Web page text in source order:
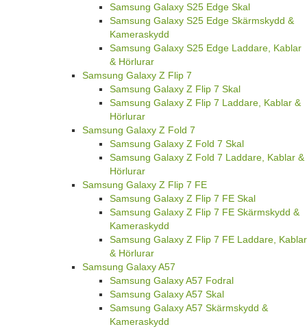
Samsung Galaxy S25 Edge Skal
Samsung Galaxy S25 Edge Skärmskydd &
Kameraskydd
Samsung Galaxy S25 Edge Laddare, Kablar
& Hörlurar
Samsung Galaxy Z Flip 7
Samsung Galaxy Z Flip 7 Skal
Samsung Galaxy Z Flip 7 Laddare, Kablar &
Hörlurar
Samsung Galaxy Z Fold 7
Samsung Galaxy Z Fold 7 Skal
Samsung Galaxy Z Fold 7 Laddare, Kablar &
Hörlurar
Samsung Galaxy Z Flip 7 FE
Samsung Galaxy Z Flip 7 FE Skal
Samsung Galaxy Z Flip 7 FE Skärmskydd &
Kameraskydd
Samsung Galaxy Z Flip 7 FE Laddare, Kablar
& Hörlurar
Samsung Galaxy A57
Samsung Galaxy A57 Fodral
Samsung Galaxy A57 Skal
Samsung Galaxy A57 Skärmskydd &
Kameraskydd